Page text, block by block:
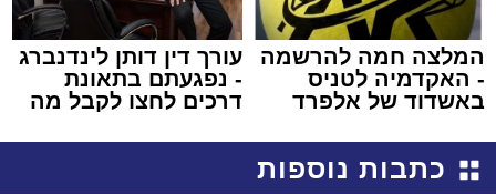
המלצה חמה להרשמה
- האקדמיה לטניס
באשדוד של אלפרד
עורך דין דותן לינדנברג
- נפגעתם בתאונת
דרכים לחצו לקבל מה
כתבות נוספות